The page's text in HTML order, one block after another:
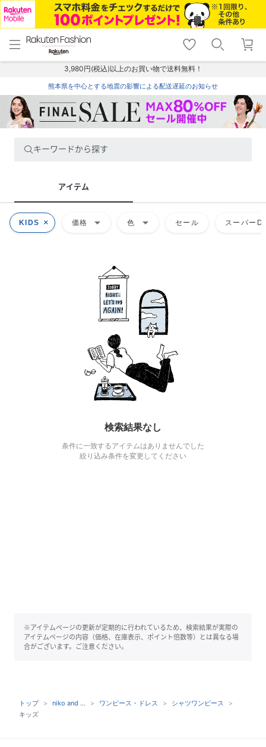
menu home
トップ
shopping_cart lock_outline
ログイン
3,980円(税込)以上のお買い物で送料無料！
熊本県を中心とする地震の影響による配送遅延のお知らせ
キーワードから探す
アイテム
KIDS 価格 arrow_drop_down 色 arrow_drop_down セール スーパー
検索結果なし
条件に一致するアイテムはありませんでした
絞り込み条件を変更してください
※アイテムページの更新が定期的に行われているため、検索結果が実際の
アイテムページの内容（価格、在庫表示、ポイント倍数等）とは異なる場
合がございます。ご注意ください。
トップ niko and ... ワンピース・ドレス
シャツワンピース
キッズ